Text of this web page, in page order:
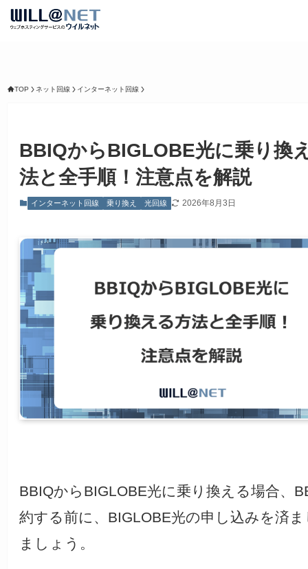
TOP ネット回線 インターネット回線
BBIQからBIGLOBE光に乗り換
法と全手順！注意点を解説
インターネット回線 乗り換え 光回線 2026年8月3日
BBIQからBIGLOBE光に乗り換える場合、
約する前に、BIGLOBE光の申し込みを済
ましょう。